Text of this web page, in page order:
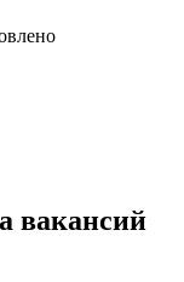
вакансий